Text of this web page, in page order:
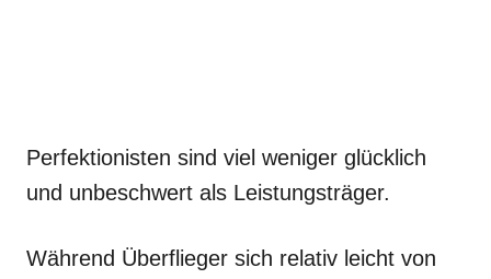
Perfektionisten sind viel weniger glücklich
und unbeschwert als Leistungsträger.
Während Überflieger sich relativ leicht von